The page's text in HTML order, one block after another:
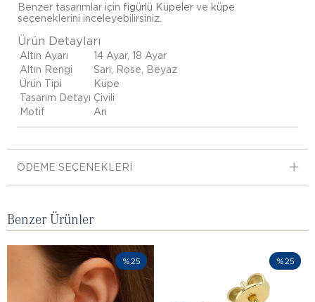
Benzer tasarımlar için figürlü Küpeler ve küpe
seçeneklerini inceleyebilirsiniz.
Ürün Detayları
Altın Ayarı
14 Ayar, 18 Ayar
Altın Rengi
Sarı, Rose, Beyaz
Ürün Tipi
Küpe
Tasarım Detayı Çivili
Motif
Arı
ÖDEME SEÇENEKLERI
Benzer Ürünler
%25 %25